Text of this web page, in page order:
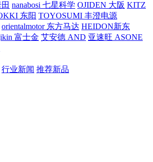
nanabosi 七星科学 OJIDEN 大阪 KITZ
东阳 TOYOSUMI 丰澄电源
orientalmotor 东方马达 HEIDON新东
富士金 艾安德 AND 亚速旺 ASONE
行业新闻 推荐新品